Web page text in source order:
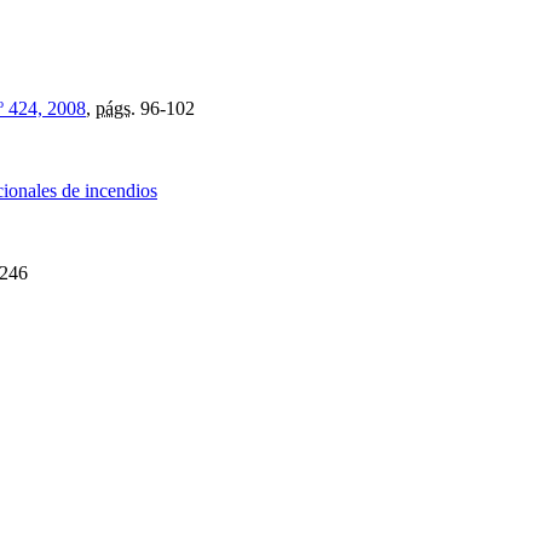
424, 2008, págs. 96-102
de incendios